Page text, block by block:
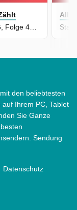
Staffel 2026, Folge 4948 - Das Karma schlägt zurück
den beliebtesten
Ihrem PC, Tablet
Sie Ganze
Sendung
Datenschutz